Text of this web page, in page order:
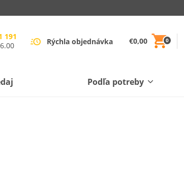
191
Rýchla objednávka €0,00 0
Podľa potreby